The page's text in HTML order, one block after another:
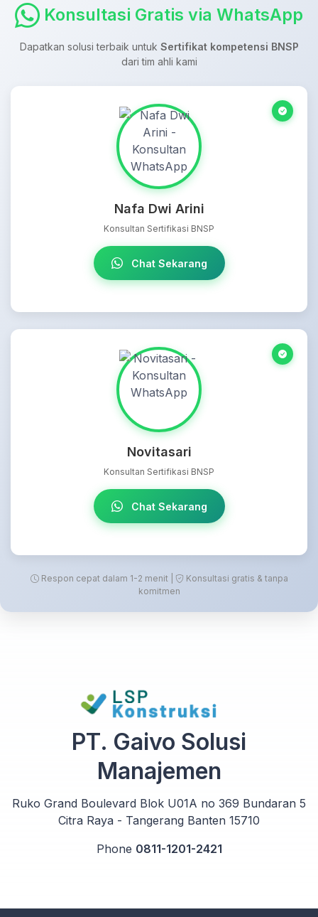
Konsultasi Gratis via WhatsApp
Dapatkan solusi terbaik untuk Sertifikat kompetensi BNSP
dari tim ahli kami
Nafa Dwi Arini
Konsultan Sertifikasi BNSP
Chat Sekarang
Novitasari
Konsultan Sertifikasi BNSP
Chat Sekarang
Respon cepat dalam 1-2 menit |
Konsultasi gratis & tanpa
komitmen
PT. Gaivo Solusi
Manajemen
Ruko Grand Boulevard Blok U01A no 369 Bundaran 5
Citra Raya - Tangerang Banten 15710
Phone 0811-1201-2421